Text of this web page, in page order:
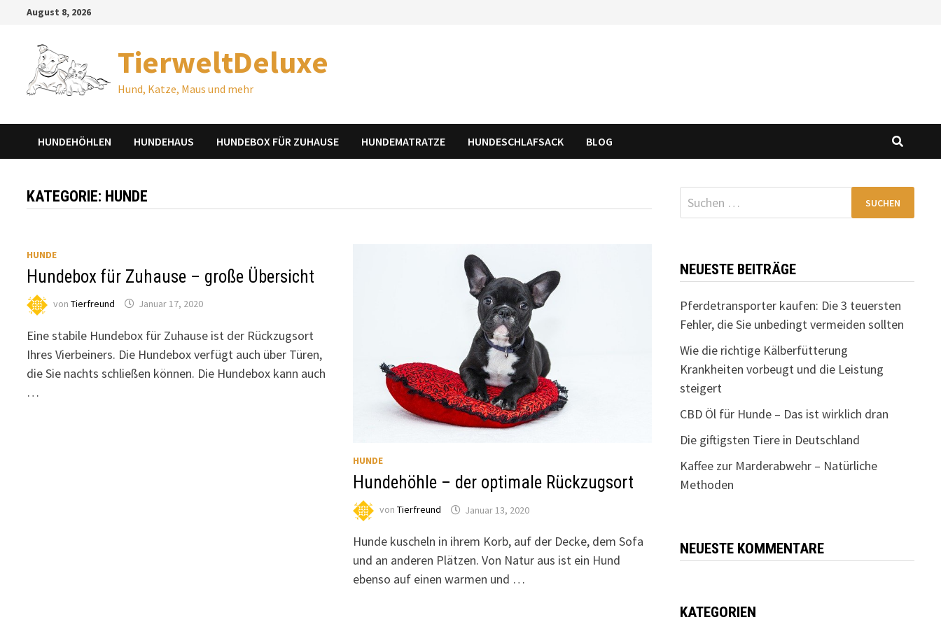
springen
August 8, 2026
TierweltDeluxe
Hund, Katze, Maus und mehr
HUNDEHÖHLEN HUNDEHAUS HUNDEBOX FÜR ZUHAUSE HUNDEMATRATZE HUNDESCHLAFSACK BLOG
KATEGORIE: HUNDE
HUNDE
Hundebox für Zuhause – große Übersicht
vonTierfreund Januar 17, 2020
Eine stabile Hundebox für Zuhause ist der Rückzugsort
Ihres Vierbeiners. Die Hundebox verfügt auch über Türen,
die Sie nachts schließen können. Die Hundebox kann auch
…
HUNDE
Hundehöhle – der optimale Rückzugsort
von Tierfreund Januar 13, 2020
Hunde kuscheln in ihrem Korb, auf der Decke, dem Sofa
und an anderen Plätzen. Von Natur aus ist ein Hund
ebenso auf einen warmen und …
Suchen
nach:
NEUESTE BEITRÄGE
Pferdetransporter kaufen: Die 3 teuersten
Fehler, die Sie unbedingt vermeiden sollten
Wie die richtige Kälberfütterung
Krankheiten vorbeugt und die Leistung
steigert
CBD Öl für Hunde – Das ist wirklich dran
Die giftigsten Tiere in Deutschland
Kaffee zur Marderabwehr – Natürliche
Methoden
NEUESTE KOMMENTARE
KATEGORIEN